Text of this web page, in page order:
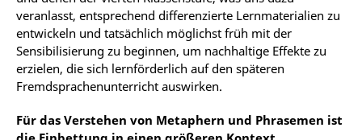
veranlasst, entsprechend differenzierte Lernmaterialien zu
entwickeln und tatsächlich möglichst früh mit der
Sensibilisierung zu beginnen, um nachhaltige Effekte zu
erzielen, die sich lernförderlich auf den späteren
Fremdsprachenunterricht auswirken.
Für das Verstehen von Metaphern und Phrasemen ist